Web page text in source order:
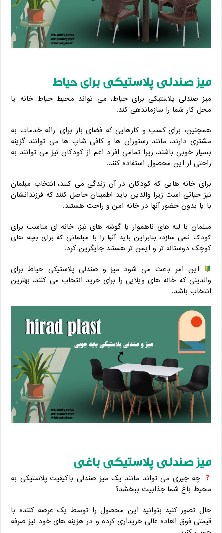
میز صندلی پلاستیکی برای حیاط
میز صندلی پلاستیکی برای حیاط، می تواند محیط حیاط خانه یا
محل کار شما را سازماندهی کند.
همچنین، برای کسب و کارهایی که فضای باز برای ارائه خدمات به
مشتری دارند، مانند رستوران ها و کافی شاپ ها می توانند گزینه
بسیار خوبی باشند، زیرا تمامی افراد اعم از کودکان نیز می توانند به
راحتی از این محصول استفاده کنند.
برای خانه هایی که کودکان در آن زندگی می کنند، انتخاب مبلمان
نیز حیاتی است زیرا والدین باید اطمینان حاصل کنند که فرزندانشان
با یا بدون حضور آنها در خانه امن و راحت هستند.
مبلمان با لبه‌ های ناهموار یا گوشه ‌های تیز، خانه ‌ای مناسب برای
کودک نمی ‌سازد، بنابراین باید آنها را با مبلمانی که برای بچه ‌های
کوچک دوستانه ‌تر و ایمن ‌تر هستند جایگزین کرد.
این امر باعث می ‌شود میز و صندلی پلاستیکی حیاط برای
والدینی که خانه‌ های ویلایی را برای خرید انتخاب می کنند، بهترین
انتخاب باشد.
میز صندلی پلاستیکی باغی
چه چیزی می تواند مانند یک میز صندلی باکیفیت پلاستیکی به
محیط باغ شما جذابیت ببخشد؟
حال تصور کنید بتوانید این محصول را توسط یک عرضه کننده با
قیمتی فوق العاده عالی خریداری کرده و در هزینه های خود نیز صرفه